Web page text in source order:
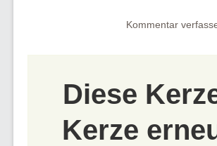
Kommentar
Diese
Kerze